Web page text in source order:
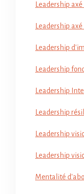
Leadership
Leadership
Leadership
Leadership
Leadership
Leadership
Leadership
Leadership
Mentalité